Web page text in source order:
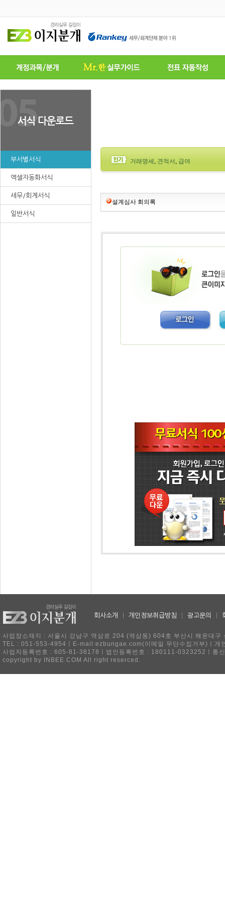
부서별서식
엑셀자동화서식
세무/회계서식
일반서식
거래명세 , 견적서 , 급여
설계심사 회의록
회사소개 개인정보취급방침 광고문의
사업장소재지 : 서울시 강남구 역삼로 204 (역삼동) 604호 부산시 해운대
TEL : 051-553-4954ㅣE-mail:ezbungae.com(이메일 무단수집거부)ㅣ개
사업자등록번호 : 605-81-38178ㅣ법인등록번호 : 180111-0323252ㅣ통
copyright by INBEE.COM All right reserced.